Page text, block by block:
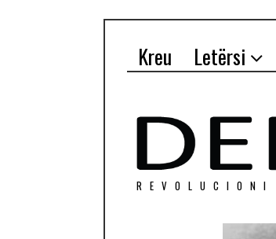
Kreu Letërsi